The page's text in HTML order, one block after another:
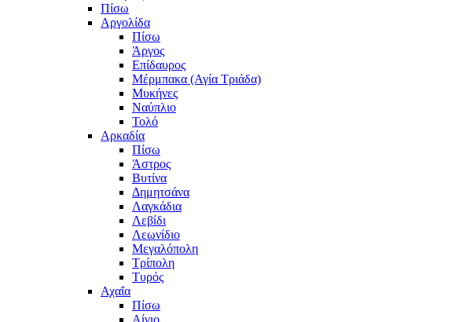
Πίσω
Αργολίδα
Πίσω
Άργος
Επίδαυρος
Μέρμπακα (Αγία Τριάδα)
Μυκήνες
Ναύπλιο
Τολό
Αρκαδία
Πίσω
Άστρος
Βυτίνα
Δημητσάνα
Λαγκάδια
Λεβίδι
Λεωνίδιο
Μεγαλόπολη
Τρίπολη
Τυρός
Αχαΐα
Πίσω
Αίγιο